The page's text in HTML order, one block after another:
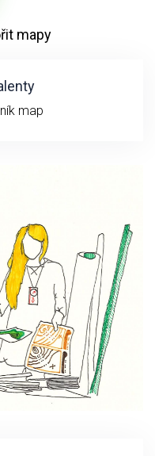
mapy
map